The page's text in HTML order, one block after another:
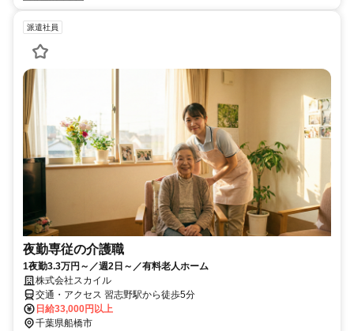
派遣社員
夜勤専従の介護職
1夜勤3.3万円～／週2日～／有料老人ホーム
株式会社スカイル
交通・アクセス 習志野駅から徒歩5分
日給33,000円以上
千葉県船橋市